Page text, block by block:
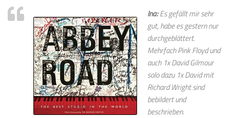
Ina:Es gefällt mir sehr
gut, habe es gestern nur
durchgeblättert.
Mehrfach Pink Floyd und
auch 1x David Gilmour
solo dazu 1x David mit
Richard Wright sind
bebildert und
beschrieben.